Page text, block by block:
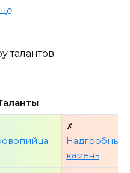
талантов:
✗
Надгробный
камень